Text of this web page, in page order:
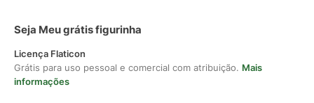
Seja Meu grátis figurinha
Licença Flaticon
Grátis para uso pessoal e comercial com atribuição. Mais
informações